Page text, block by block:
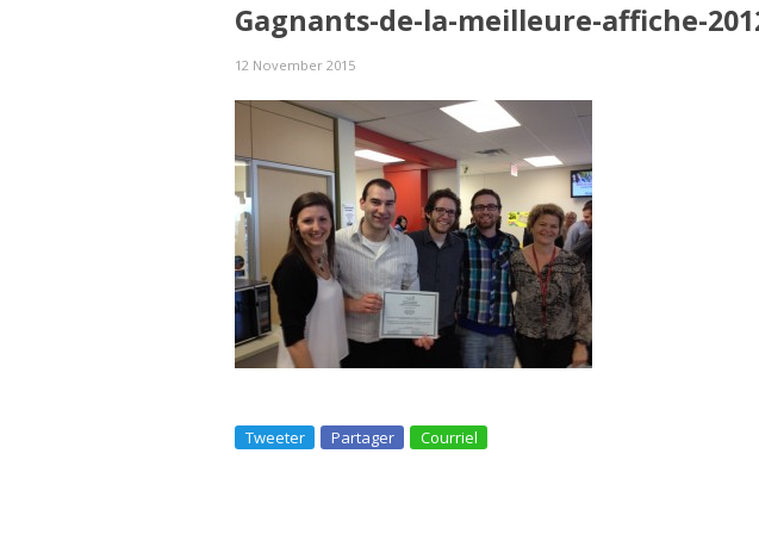
Gagnants-de-la-meilleure-affiche-
12 November 2015
Tweeter Partager Courriel